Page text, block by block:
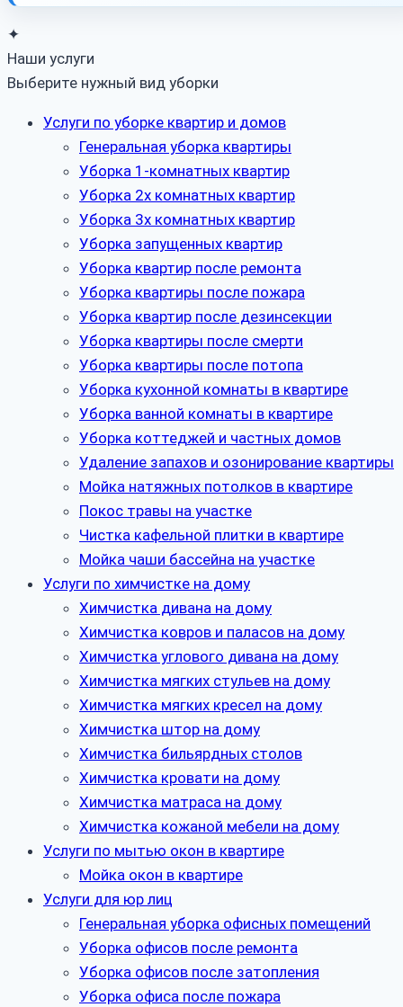
✦
Наши услуги
Выберите нужный вид уборки
Услуги по уборке квартир и домов
Генеральная уборка квартиры
Уборка 1-комнатных квартир
Уборка 2х комнатных квартир
Уборка 3х комнатных квартир
Уборка запущенных квартир
Уборка квартир после ремонта
Уборка квартиры после пожара
Уборка квартир после дезинсекции
Уборка квартиры после смерти
Уборка квартиры после потопа
Уборка кухонной комнаты в квартире
Уборка ванной комнаты в квартире
Уборка коттеджей и частных домов
Удаление запахов и озонирование квартиры
Мойка натяжных потолков в квартире
Покос травы на участке
Чистка кафельной плитки в квартире
Мойка чаши бассейна на участке
Услуги по химчистке на дому
Химчистка дивана на дому
Химчистка ковров и паласов на дому
Химчистка углового дивана на дому
Химчистка мягких стульев на дому
Химчистка мягких кресел на дому
Химчистка штор на дому
Химчистка бильярдных столов
Химчистка кровати на дому
Химчистка матраса на дому
Химчистка кожаной мебели на дому
Услуги по мытью окон в квартире
Мойка окон в квартире
Услуги для юр лиц
Генеральная уборка офисных помещений
Уборка офисов после ремонта
Уборка офисов после затопления
Уборка офиса после пожара